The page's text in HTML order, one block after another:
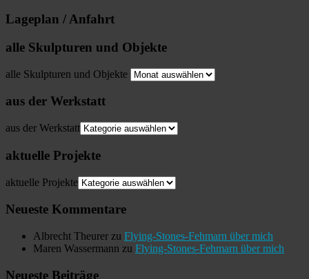
Lageplan / Anfahrt
alle Skulpturen und Objekte
alle Skulpturen und Objekte
aus der Werkstatt
aus der Werkstatt
aktuelle Projekte
aktuelle Projekte
Neueste Kommentare
Albrecht Theurer zu Flying-Stones-Fehmarn über mich
Maren Wassermann zu Flying-Stones-Fehmarn über mich
Neueste Beiträge